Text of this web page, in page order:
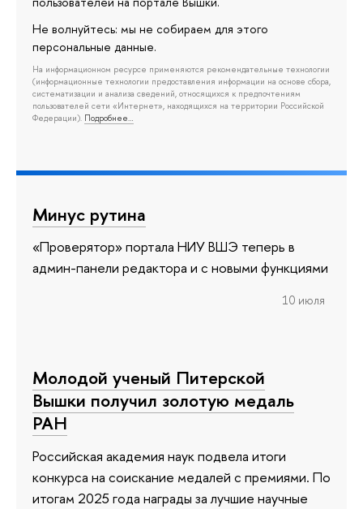
Не волнуйтесь: мы не собираем для этого
персональные данные.
На информационном ресурсе применяются рекомендательные технологии
(информационные технологии предоставления информации на основе сбора,
систематизации и анализа сведений, относящихся к предпочтениям
пользователей сети «Интернет», находящихся на территории Российской
Федерации). Подробнее…
Минус рутина
«Проверятор» портала НИУ ВШЭ теперь в
админ-панели редактора и с новыми функциями
10 июля
Молодой ученый Питерской
Вышки получил золотую медаль
РАН
Российская академия наук подвела итоги
конкурса на соискание медалей с премиями. По
итогам 2025 года награды за лучшие научные